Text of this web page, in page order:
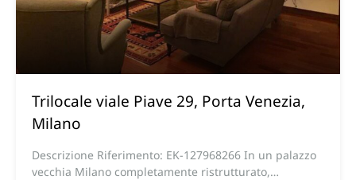
Trilocale viale Piave 29, Porta Venezia,
Milano
Descrizione Riferimento: EK-127968266 In un palazzo
vecchia Milano completamente ristrutturato,…